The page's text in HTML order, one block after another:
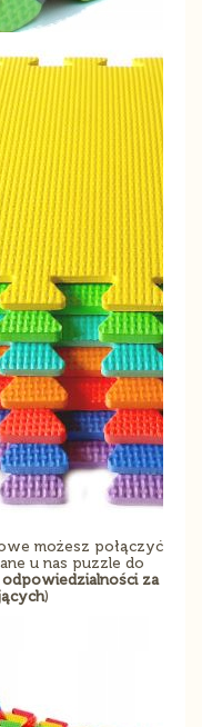
możesz połączyć
u nas puzzle do
odpowiedzialności za
)